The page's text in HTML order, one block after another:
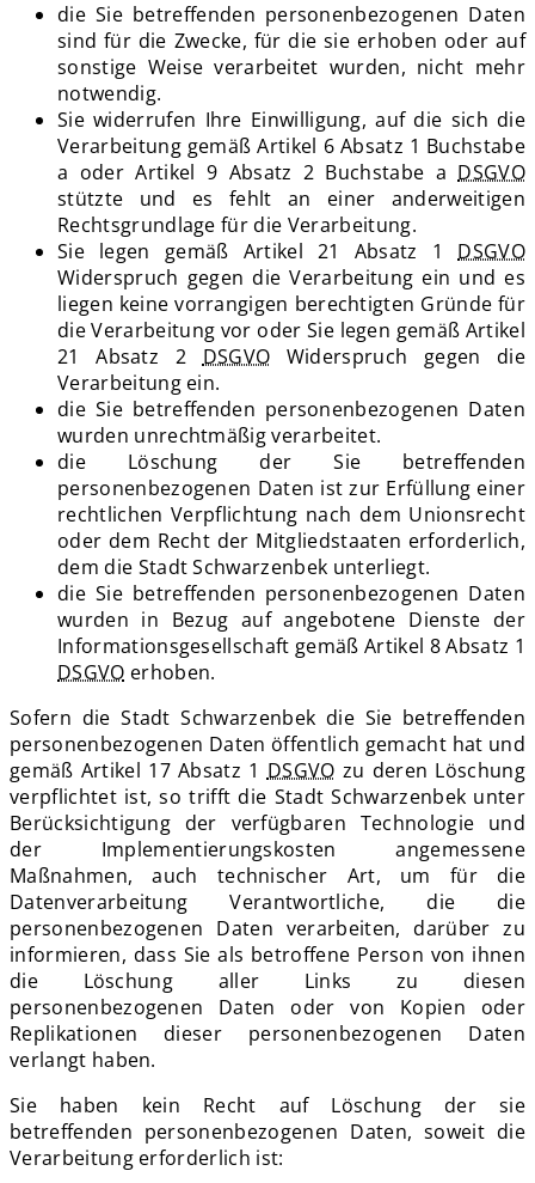
die Sie betreffenden personenbezogenen Daten
sind für die Zwecke, für die sie erhoben oder auf
sonstige Weise verarbeitet wurden, nicht mehr
notwendig.
Sie widerrufen Ihre Einwilligung, auf die sich die
Verarbeitung gemäß Artikel 6 Absatz 1 Buchstabe
a oder Artikel 9 Absatz 2 Buchstabe a DSGVO
stützte und es fehlt an einer anderweitigen
Rechtsgrundlage für die Verarbeitung.
Sie legen gemäß Artikel 21 Absatz 1 DSGVO
Widerspruch gegen die Verarbeitung ein und es
liegen keine vorrangigen berechtigten Gründe für
die Verarbeitung vor oder Sie legen gemäß Artikel
21 Absatz 2 DSGVO Widerspruch gegen die
Verarbeitung ein.
die Sie betreffenden personenbezogenen Daten
wurden unrechtmäßig verarbeitet.
die Löschung der Sie betreffenden
personenbezogenen Daten ist zur Erfüllung einer
rechtlichen Verpflichtung nach dem Unionsrecht
oder dem Recht der Mitgliedstaaten erforderlich,
dem die Stadt Schwarzenbek unterliegt.
die Sie betreffenden personenbezogenen Daten
wurden in Bezug auf angebotene Dienste der
Informationsgesellschaft gemäß Artikel 8 Absatz 1
DSGVO erhoben.
Sofern die Stadt Schwarzenbek die Sie betreffenden
personenbezogenen Daten öffentlich gemacht hat und
gemäß Artikel 17 Absatz 1 DSGVO zu deren Löschung
verpflichtet ist, so trifft die Stadt Schwarzenbek unter
Berücksichtigung der verfügbaren Technologie und
der Implementierungskosten angemessene
Maßnahmen, auch technischer Art, um für die
Datenverarbeitung Verantwortliche, die die
personenbezogenen Daten verarbeiten, darüber zu
informieren, dass Sie als betroffene Person von ihnen
die Löschung aller Links zu diesen
personenbezogenen Daten oder von Kopien oder
Replikationen dieser personenbezogenen Daten
verlangt haben.
Sie haben kein Recht auf Löschung der sie
betreffenden personenbezogenen Daten, soweit die
Verarbeitung erforderlich ist: